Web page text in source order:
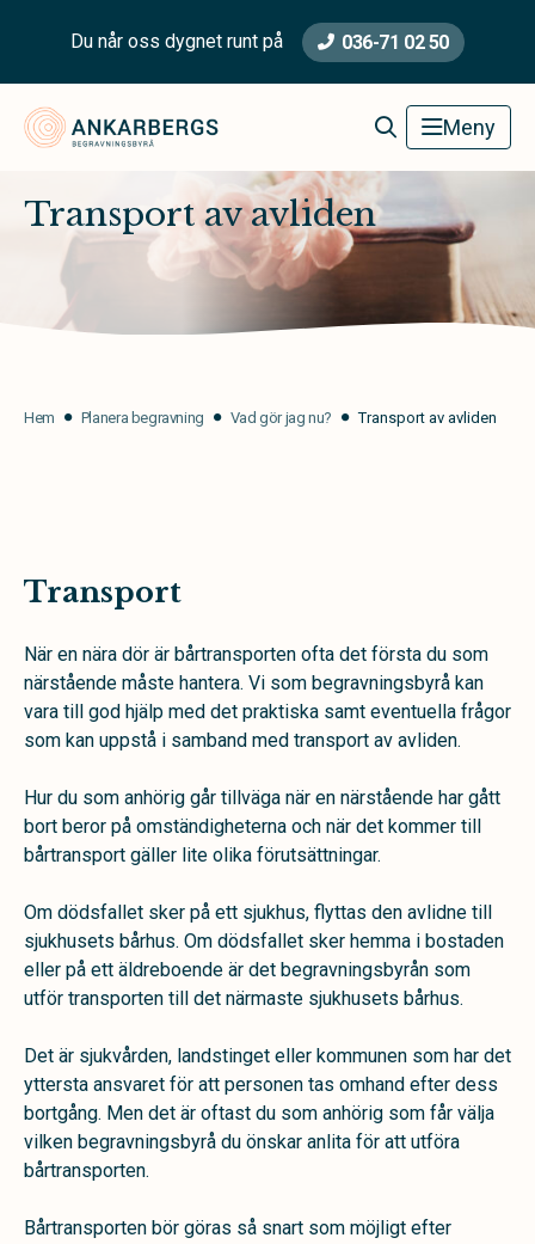
Du når oss dygnet runt på 036-71 02 50
Ankarbergs Begravningsbyrå Meny
Transport av avliden
Hem Planera begravning Vad gör jag nu? Transport av avliden
Transport
När en nära dör är bårtransporten ofta det första du som
närstående måste hantera. Vi som begravningsbyrå kan
vara till god hjälp med det praktiska samt eventuella frågor
som kan uppstå i samband med transport av avliden.
Hur du som anhörig går tillväga när en närstående har gått
bort beror på omständigheterna och när det kommer till
bårtransport gäller lite olika förutsättningar.
Om dödsfallet sker på ett sjukhus, flyttas den avlidne till
sjukhusets bårhus. Om dödsfallet sker hemma i bostaden
eller på ett äldreboende är det begravningsbyrån som
utför transporten till det närmaste sjukhusets bårhus.
Det är sjukvården, landstinget eller kommunen som har det
yttersta ansvaret för att personen tas omhand efter dess
bortgång. Men det är oftast du som anhörig som får välja
vilken begravningsbyrå du önskar anlita för att utföra
bårtransporten.
Bårtransporten bör göras så snart som möjligt efter